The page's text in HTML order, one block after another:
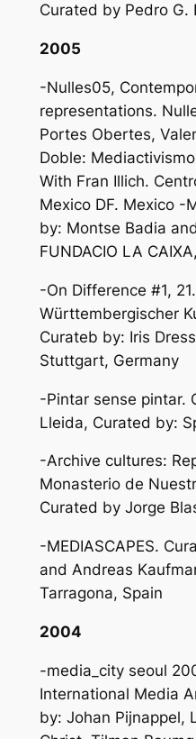
Curated by Pedro G.
2005
-Nulles05,
representations.
Portes Obertes,
Doble:
With Fran Illich.
Mexico DF. Mexico -
by: Montse Badia
FUNDACIO LA
-On Difference #1,
Württembergischer
Curateb by: Iris
Stuttgart, Germany
-Pintar sense pintar.
Lleida, Curated by:
-Archive cultures:
Monasterio de
Curated by Jorge
-MEDIASCAPES.
and Andreas
Tarragona, Spain
2004
-media_city seoul
International Media
by: Johan Pijnappel,